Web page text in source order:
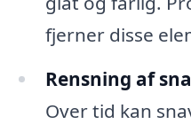
fjerner disse
Rensning af
Over tid kan